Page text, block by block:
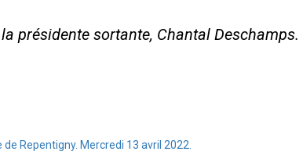
présidente sortante, Chantal Deschamps.
Repentigny. Mercredi 13 avril 2022.